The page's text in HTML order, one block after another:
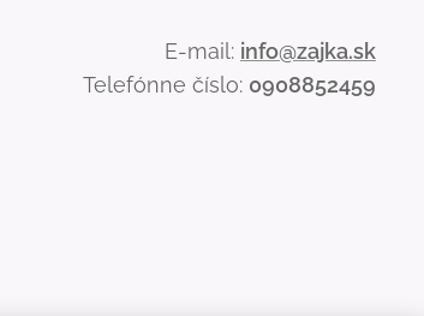
E-mail: info@zajka.sk
Telefónne číslo: 0908852459